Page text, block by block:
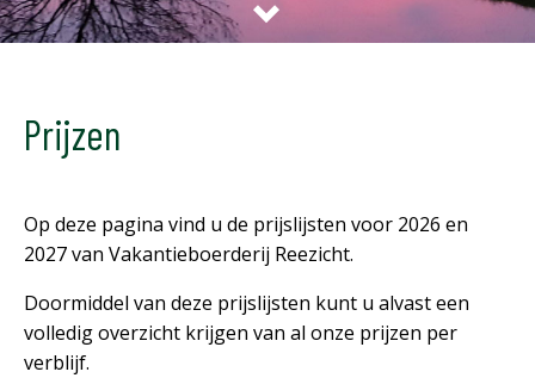
Prijzen
Op deze pagina vind u de prijslijsten voor 2026 en
2027 van Vakantieboerderij Reezicht.
Doormiddel van deze prijslijsten kunt u alvast een
volledig overzicht krijgen van al onze prijzen per
verblijf.